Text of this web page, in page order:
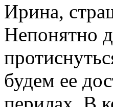
Ирина,
Непонятно
будем ее